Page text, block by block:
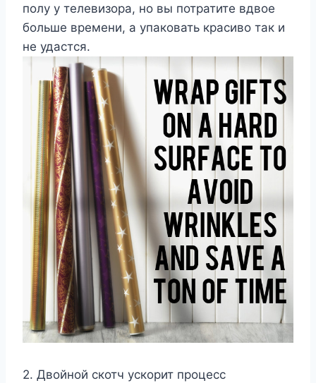
полу у телевизора, но вы потратите вдвое
больше времени, а упаковать красиво так и
не удастся.
2. Двойной скотч ускорит процесс